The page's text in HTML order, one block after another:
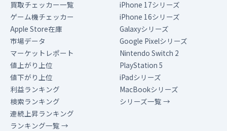
買取チェッカー一覧
ゲーム機チェッカー
Apple Store在庫
市場データ
マーケットレポート
値上がり上位
値下がり上位
利益ランキング
検索ランキング
連続上昇ランキング
ランキング一覧 →
iPhone 17シリーズ
iPhone 16シリーズ
Galaxyシリーズ
Google Pixelシリーズ
Nintendo Switch 2
PlayStation 5
iPadシリーズ
MacBookシリーズ
シリーズ一覧 →